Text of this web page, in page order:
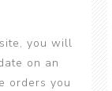
you will
on an
orders you